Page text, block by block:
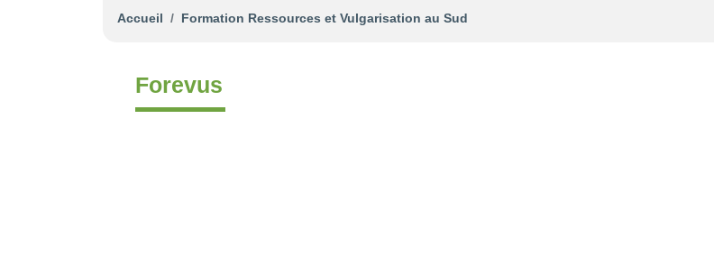
Accueil Formation Ressources et Vulgarisation au Sud
Forevus